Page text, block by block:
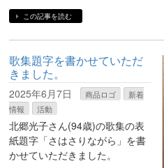
この記事を読む
歌集題字を書かせていただ
きました。
2025年6月7日 商品ロゴ
新着
情報
活動
北郷光子さん(94歳)の歌集の表
紙題字「さはさりながら」を書
かせていただきました。